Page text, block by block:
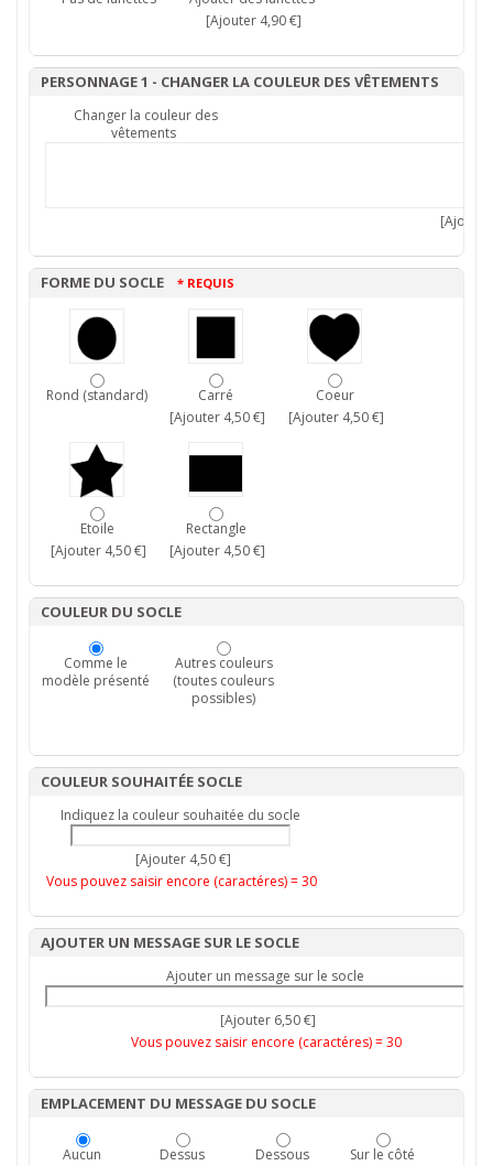
[Ajouter 4,90 €]
PERSONNAGE 1 - CHANGER LA COULEUR DES VÊTEMENTS
Changer la couleur des
vêtements
FORME DU SOCLE * REQUIS
Rond (standard)
Carré
[Ajouter 4,50 €]
Coeur
[Ajouter 4,50 €]
Etoile
[Ajouter 4,50 €]
Rectangle
[Ajouter 4,50 €]
COULEUR DU SOCLE
Comme le
modèle présenté
Autres couleurs
(toutes couleurs
possibles)
COULEUR SOUHAITÉE SOCLE
Indiquez la couleur souhaitée du socle
[Ajouter 4,50 €]
Vous pouvez saisir encore (caractéres) =30
AJOUTER UN MESSAGE SUR LE SOCLE
Ajouter un message sur le socle
[Ajouter 6,50 €]
Vous pouvez saisir encore (caractéres) =30
EMPLACEMENT DU MESSAGE DU SOCLE
Aucun Dessus Dessous Sur le côté